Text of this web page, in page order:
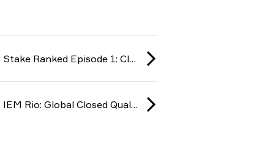
Stake Ranked Episode 1: Closed Qualifier 2026
IEM Rio: Global Closed Qualifier 2026